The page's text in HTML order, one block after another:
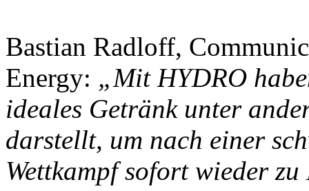
Bastian Radloff,
Energy: „Mit HYDRO
ideales Getränk unter
darstellt, um nach einer
Wettkampf sofort wieder